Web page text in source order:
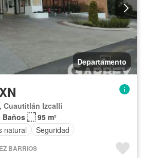
Departamento
Cuautitlán Izcalli
Baños
95 m²
natural Seguridad
BARRIOS